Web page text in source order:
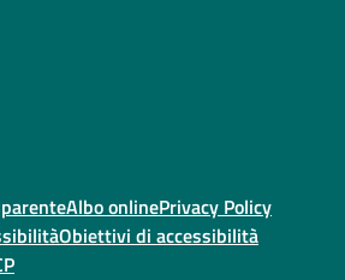
Albo onlinePrivacy Policy
Obiettivi di accessibilità